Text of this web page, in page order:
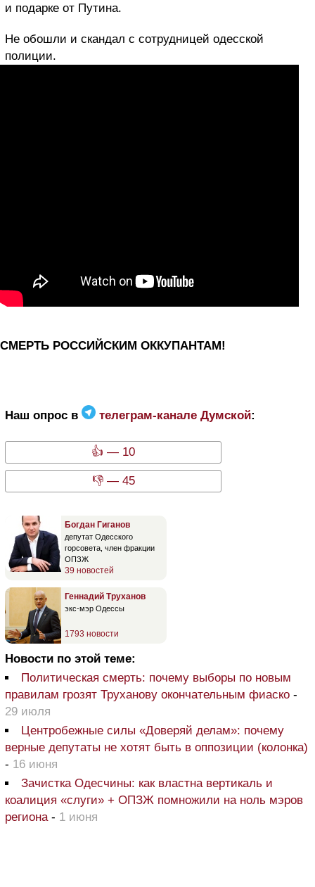
и подарке от Путина.
Не обошли и скандал с сотрудницей одесской
полиции.
СМЕРТЬ РОССИЙСКИМ ОККУПАНТАМ!
Наш опрос в телеграм-канале Думской:
👍 — 10
👎 — 45
Богдан Гиганов
депутат Одесского
горсовета, член фракции
ОПЗЖ
39 новостей
Геннадий Труханов
экс-мэр Одессы
1793 новости
Новости по этой теме:
Политическая смерть: почему выборы по новым
правилам грозят Труханову окончательным фиаско -
29 июля
Центробежные силы «Доверяй делам»: почему
верные депутаты не хотят быть в оппозиции (колонка)
- 16 июня
Зачистка Одесчины: как властна вертикаль и
коалиция «слуги» + ОПЗЖ помножили на ноль мэров
региона - 1 июня